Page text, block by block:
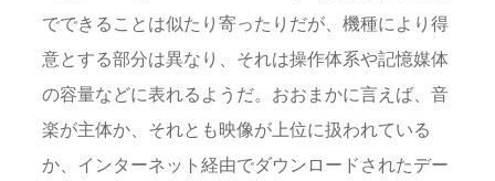
でできることは似たり寄ったりだが、機種により得
意とする部分は異なり、それは操作体系や記憶媒体
の容量などに表れるようだ。おおまかに言えば、音
楽が主体か、それとも映像が上位に扱われている
か、インターネット経由でダウンロードされたデー